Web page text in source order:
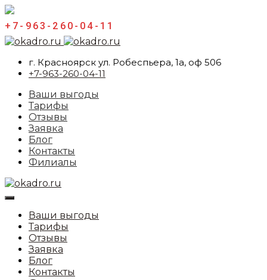
+7-963-260-04-11
г. Красноярск ул. Робеспьера, 1а, оф 506
+7-963-260-04-11
Ваши выгоды
Тарифы
Отзывы
Заявка
Блог
Контакты
Филиалы
Ваши выгоды
Тарифы
Отзывы
Заявка
Блог
Контакты